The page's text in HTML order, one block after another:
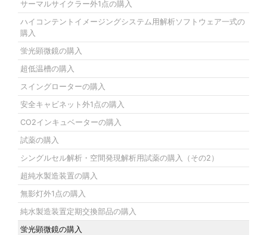
サーマルサイクラー外1点の購入
ハイコンテントイメージングシステム用解析ソフトウェア一式の
購入
蛍光顕微鏡の購入
超低温槽の購入
スイングローターの購入
安全キャビネット外1点の購入
CO2インキュベーターの購入
試薬の購入
シングルセル解析・空間発現解析用試薬の購入（その2）
超純水製造装置の購入
無影灯外1点の購入
純水製造装置定期交換部品の購入
蛍光顕微鏡の購入